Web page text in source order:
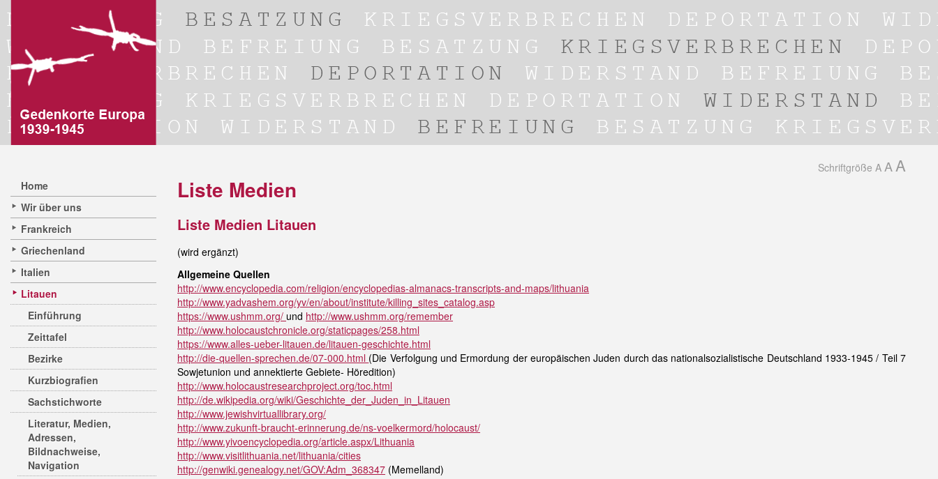
Home
Wir über uns
Frankreich
Griechenland
Italien
Litauen
Einführung
Zeittafel
Bezirke
Kurzbiografien
Sachstichworte
Literatur, Medien,
Adressen,
Bildnachweise,
Navigation
Schriftgröße A A A
Liste Medien
Liste Medien Litauen
(wird ergänzt)
Allgemeine Quellen
http://www.encyclopedia.com/religion/encyclopedias-almanacs-transcripts-and-maps/lithuania
http://www.yadvashem.org/yv/en/about/institute/killing_sites_catalog.asp
https://www.ushmm.org/ und http://www.ushmm.org/remember
http://www.holocaustchronicle.org/staticpages/258.html
https://www.alles-ueber-litauen.de/litauen-geschichte.html
http://die-quellen-sprechen.de/07-000.html (Die Verfolgung und Ermordung der europäischen Juden durch das nationalsozialistische Deutschland 1933-1945 / Teil 7
Sowjetunion und annektierte Gebiete- Höredition)
http://www.holocaustresearchproject.org/toc.html
http://de.wikipedia.org/wiki/Geschichte_der_Juden_in_Litauen
http://www.jewishvirtuallibrary.org/
http://www.zukunft-braucht-erinnerung.de/ns-voelkermord/holocaust/
http://www.yivoencyclopedia.org/article.aspx/Lithuania
http://www.visitlithuania.net/lithuania/cities
http://genwiki.genealogy.net/GOV:Adm_368347 (Memelland)